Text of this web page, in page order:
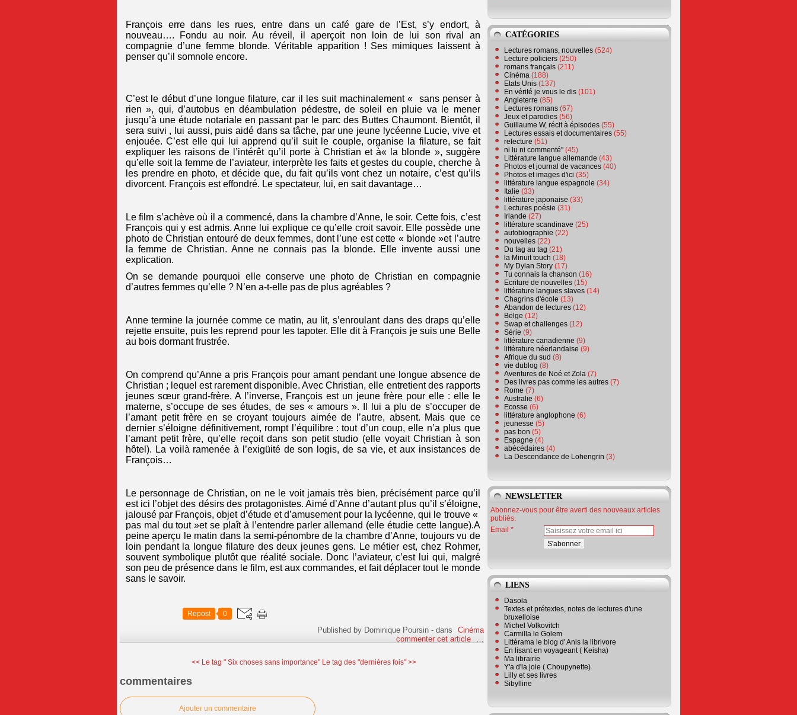
François erre dans les rues, entre dans un café gare de l’Est, s’y endort, à
nouveau…. Fondu au noir. Au réveil, il aperçoit non loin de lui son rival an
compagnie d’une femme blonde. Véritable apparition ! Ses mimiques laissent à
penser qu’il somnole encore.
C’est le début d’une longue filature, car il les suit machinalement « sans penser à
rien », qui, d’autobus en déambulation pédestre, de soleil en pluie va le mener
jusqu’à une étude notariale en passant par le parc des Buttes Chaumont. Bientôt, il
sera suivi , lui aussi, puis aidé dans sa tâche, par une jeune lycéenne Lucie, vive et
enjouée. C’est elle qui lui apprend qu’il suit le couple, organise la filature, se fait
expliquer les raisons de l’intérêt qu’il porte à Christian et à« la blonde », suggère
qu’elle soit la femme de l’aviateur, interprète les faits et gestes du couple, cherche à
les prendre en photo, et décide que, du fait qu’ils vont chez un notaire, c’est qu’ils
divorcent. François est effondré. Le spectateur, lui, en sait davantage…
Le film s’achève où il a commencé, dans la chambre d’Anne, le soir. Cette fois, c’est
François qui y est admis. Anne lui explique ce qu’elle croit savoir. Elle possède une
photo de Christian entouré de deux femmes, dont l’une est cette « blonde »et l’autre
la femme de Christian. Anne ne connais pas la blonde. Elle invente aussi une
explication.
On se demande pourquoi elle conserve une photo de Christian en compagnie
d’autres femmes qu’elle ? N’en a-t-elle pas de plus agréables ?
Anne termine la journée comme ce matin, au lit, s’enroulant dans des draps qu’elle
rejette ensuite, puis les reprend pour les tapoter. Elle dit à François je suis une Belle
au bois dormant frustrée.
On comprend qu’Anne a pris François pour amant pendant une longue absence de
Christian ; lequel est rarement disponible. Avec Christian, elle entretient des rapports
jeunes sœur grand-frère. A l’inverse, François est un jeune frère pour elle : elle le
materne, s’occupe de ses études, de ses « amours ». Il lui a plu de s’occuper de
l’amant petit frère en se croyant toujours aimée de l’autre, absent. Mais que ce
dernier s’éloigne définitivement, rompt l’équilibre : tout d’un coup, elle n’a plus que
l’amant petit frère, qu’elle reçoit dans son petit studio (elle voyait Christian à son
hôtel). La voilà ramenée à l’exigüité de son logis, de sa vie, et aux insistances de
François…
Le personnage de Christian, on ne le voit jamais très bien, précisément parce qu’il
est ici l’objet des désirs des protagonistes. Aimé d’Anne d’autant plus qu’il s’éloigne,
jalousé par François, objet d’étude et d’amusement pour la lycéenne, qui le trouve «
pas mal du tout »et se plaît à l’entendre parler allemand (elle étudie cette langue).A
peine aperçu le matin dans la semi-pénombre de la chambre d’Anne, toujours vu de
loin pendant la longue filature des deux jeunes gens. Le métier est, chez Rohmer,
souvent symbolique plutôt que réalité sociale. Donc l’aviateur, c’est lui qui, malgré
son peu de présence dans le film, est aux commandes, et fait déplacer tout le monde
sans le savoir.
Repost 0
Published by Dominique Poursin -dans
Cinéma
commenter cet article
…
<< Le tag " Six choses sans importance" Le tag des "dernières fois" >>
commentaires
Ajouter un commentaire
CATÉGORIES
Lectures romans, nouvelles (524)
Lecture policiers (250)
romans français (211)
Cinéma (188)
Etats Unis (137)
En vérité je vous le dis (101)
Angleterre (85)
Lectures romans (67)
Jeux et parodies (56)
Guillaume W, récit à épisodes (55)
Lectures essais et documentaires (55)
relecture (51)
ni lu ni commenté" (45)
Littérature langue allemande (43)
Photos et journal de vacances (40)
Photos et images d'ici (35)
littérature langue espagnole (34)
Italie (33)
littérature japonaise (33)
Lectures poésie (31)
Irlande (27)
littérature scandinave (25)
autobiographie (22)
nouvelles (22)
Du tag au tag (21)
la Minuit touch (18)
My Dylan Story (17)
Tu connais la chanson (16)
Ecriture de nouvelles (15)
littérature langues slaves (14)
Chagrins d'école (13)
Abandon de lectures (12)
Belge (12)
Swap et challenges (12)
Série (9)
littérature canadienne (9)
littérature néerlandaise (9)
Afrique du sud (8)
vie dublog (8)
Aventures de Noé et Zola (7)
Des livres pas comme les autres (7)
Rome (7)
Australie (6)
Ecosse (6)
littérature anglophone (6)
jeunesse (5)
pas bon (5)
Espagne (4)
abécédaires (4)
La Descendance de Lohengrin (3)
NEWSLETTER
Abonnez-vous pour être averti des nouveaux articles
publiés.
Email
LIENS
Dasola
Textes et prétextes, notes de lectures d'une
bruxelloise
Michel Volkovitch
Carmilla le Golem
Littérama le blog d' Anis la librivore
En lisant en voyageant ( Keisha)
Ma librairie
Y'a d'la joie ( Choupynette)
Lilly et ses livres
Sibylline